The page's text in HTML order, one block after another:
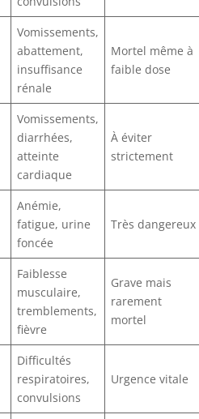
Vomissements,
abattement,
insuffisance
rénale
Mortel même à
faible dose
Vomissements,
diarrhées,
atteinte
cardiaque
À éviter
strictement
Anémie,
fatigue, urine
foncée
Très dangereux
Faiblesse
musculaire,
tremblements,
fièvre
Grave mais
rarement
mortel
Difficultés
respiratoires,
convulsions
Urgence vitale